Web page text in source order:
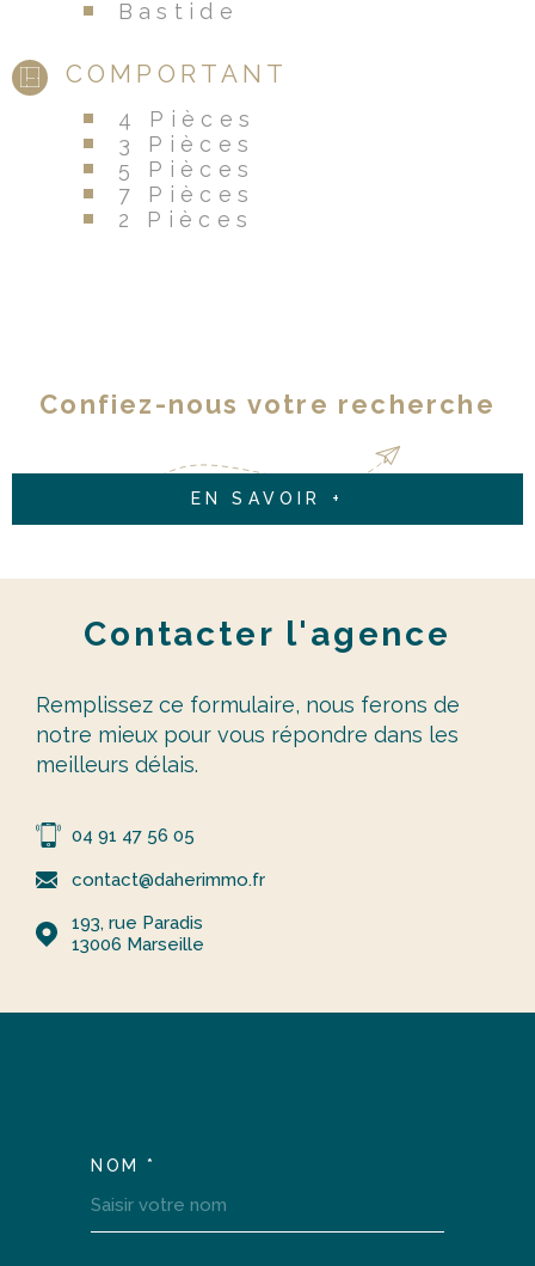
Bastide
COMPORTANT
4 Pièces
3 Pièces
5 Pièces
7 Pièces
2 Pièces
Confiez-nous votre recherche
EN SAVOIR +
Contacter l'agence
Remplissez ce formulaire, nous ferons de
notre mieux pour vous répondre dans les
meilleurs délais.
04 91 47 56 05
contact@daherimmo.fr
193, rue Paradis
13006
Marseille
NOM *